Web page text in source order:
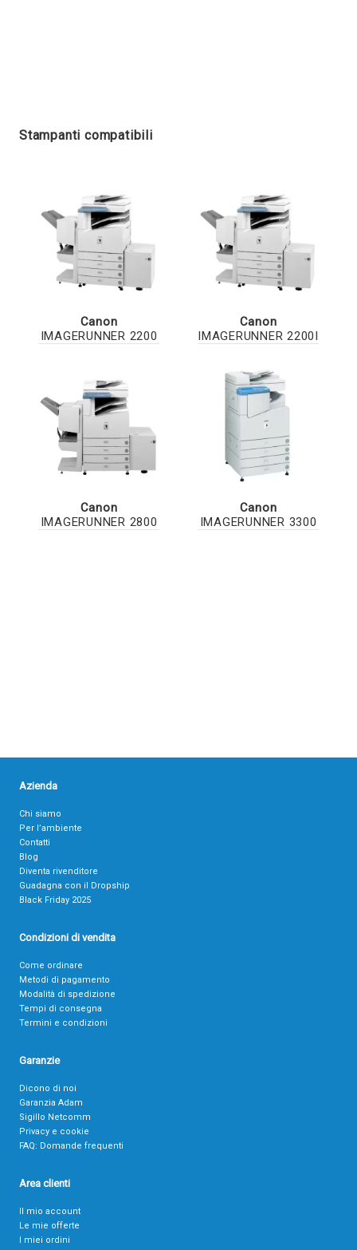
Stampanti compatibili
Canon
IMAGERUNNER 2200
Canon
IMAGERUNNER 2200I
Canon
IMAGERUNNER 2800
Canon
IMAGERUNNER 3300
Azienda
Chi siamo
Per l’ambiente
Contatti
Blog
Diventa rivenditore
Guadagna con il Dropship
Black Friday 2025
Condizioni di vendita
Come ordinare
Metodi di pagamento
Modalità di spedizione
Tempi di consegna
Termini e condizioni
Garanzie
Dicono di noi
Garanzia Adam
Sigillo Netcomm
Privacy e cookie
FAQ: Domande frequenti
Area clienti
Il mio account
Le mie offerte
I miei ordini